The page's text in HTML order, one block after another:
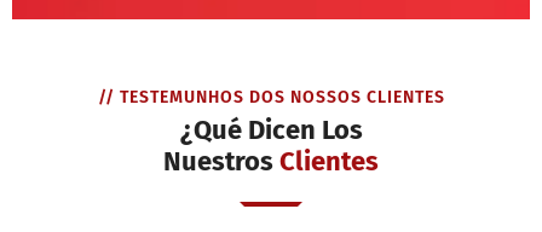
// TESTEMUNHOS DOS NOSSOS CLIENTES
¿Qué Dicen Los
NuestrosClientes